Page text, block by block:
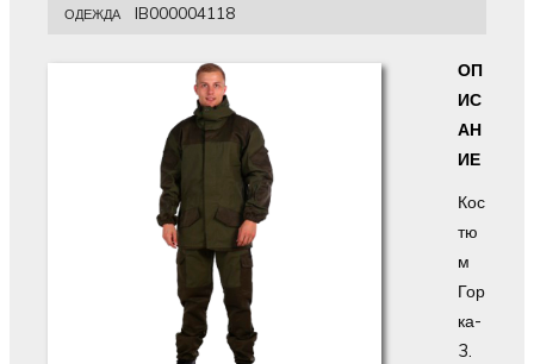
ОДЕЖДАIB000004118
ОП
ИС
АН
ИЕ
Кос
тю
м
Гор
ка-
3.